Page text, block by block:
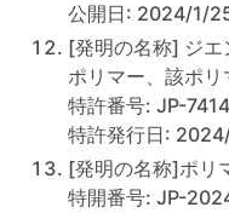
公開日: 2024/1/
[発明の名称] ジエ
ポリマー、該ポ
特許番号: JP-
特許発行日:
[発明の名称]ポリ
特開番号: JP-